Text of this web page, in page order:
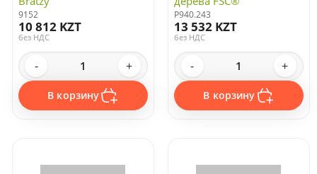
9152
10 812 KZT
без НДС
- +
В корзину
P940.243
13 532 KZT
без НДС
- +
В корзину